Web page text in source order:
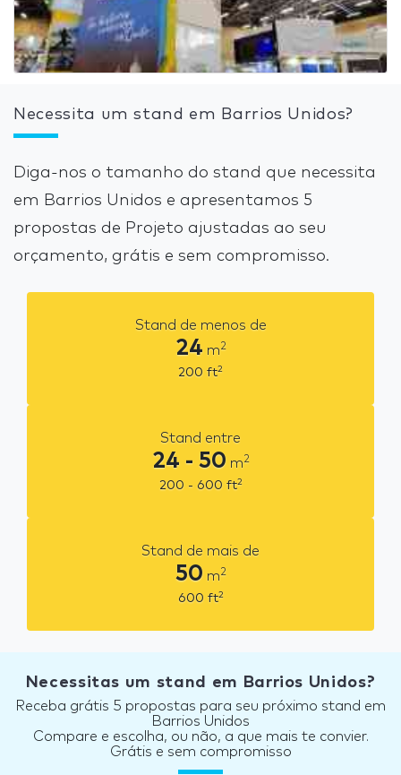
Necessita um stand em Barrios Unidos?
Diga-nos o tamanho do stand que necessita
em Barrios Unidos e apresentamos 5
propostas de Projeto ajustadas ao seu
orçamento, grátis e sem compromisso.
Stand de menos de
24 m2
200 ft2
Stand entre
24 - 50 m2
200 - 600 ft2
Stand de mais de
50 m2
600 ft2
Necessitas um stand em Barrios Unidos?
Receba grátis 5 propostas para seu próximo stand em
Barrios Unidos
Compare e escolha, ou não, a que mais te convier.
Grátis e sem compromisso